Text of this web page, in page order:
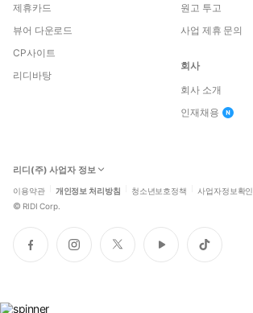
제휴카드
뷰어 다운로드
CP사이트
리디바탕
원고 투고
사업 제휴 문의
회사
회사 소개
인재채용
리디(주) 사업자 정보
이용약관 개인정보 처리방침 청소년보호정책 사업자정보확인
© RIDI Corp.
페
이
인
스
트
위
유
튜
틱
톡